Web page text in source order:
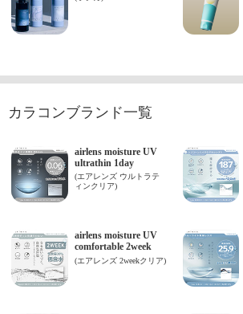
カラコンブランド一覧